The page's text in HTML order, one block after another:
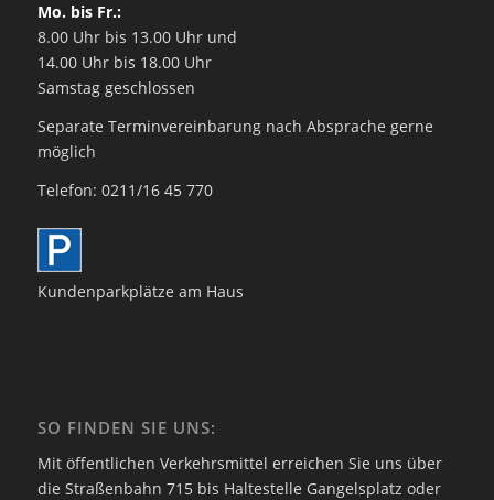
Mo. bis Fr.:
8.00 Uhr bis 13.00 Uhr und
14.00 Uhr bis 18.00 Uhr
Samstag geschlossen
Separate Terminvereinbarung nach Absprache gerne
möglich
Telefon: 0211/16 45 770
Kundenparkplätze am Haus
SO FINDEN SIE UNS:
Mit öffentlichen Verkehrsmittel erreichen Sie uns über
die Straßenbahn 715 bis Haltestelle Gangelsplatz oder